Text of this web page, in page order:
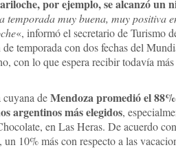
por ejemplo, se alcanzó un
temporada muy buena, muy positiva
«, informó el secretario de Turismo
temporada con dos fechas del
con lo que espera recibir todavía
deMendoza promedió el
argentinos más elegidos,
en Las Heras. De acuerdo
10% más con respecto a las